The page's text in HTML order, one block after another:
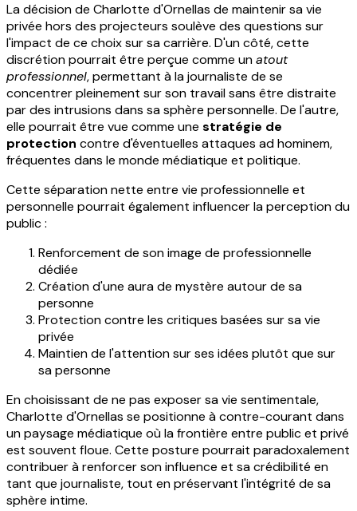
La décision de Charlotte d'Ornellas de maintenir sa vie
privée hors des projecteurs soulève des questions sur
l'impact de ce choix sur sa carrière. D'un côté, cette
discrétion pourrait être perçue comme unatout
professionnel, permettant à la journaliste de se
concentrer pleinement sur son travail sans être distraite
par des intrusions dans sa sphère personnelle. De l'autre,
elle pourrait être vue comme une stratégie de
protection contre d'éventuelles attaques ad hominem,
fréquentes dans le monde médiatique et politique.
Cette séparation nette entre vie professionnelle et
personnelle pourrait également influencer la perception du
public :
Renforcement de son image de professionnelle
dédiée
Création d'une aura de mystère autour de sa
personne
Protection contre les critiques basées sur sa vie
privée
Maintien de l'attention sur ses idées plutôt que sur
sa personne
En choisissant de ne pas exposer sa vie sentimentale,
Charlotte d'Ornellas se positionne à contre-courant dans
un paysage médiatique où la frontière entre public et privé
est souvent floue. Cette posture pourrait paradoxalement
contribuer à renforcer son influence et sa crédibilité en
tant que journaliste, tout en préservant l'intégrité de sa
sphère intime.